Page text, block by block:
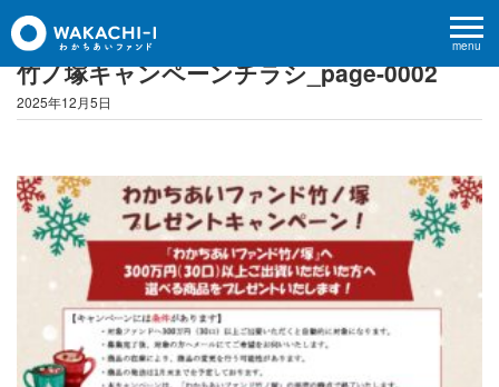
menu
竹ノ塚キャンペーンチラシ_page-0002
2025年12月5日